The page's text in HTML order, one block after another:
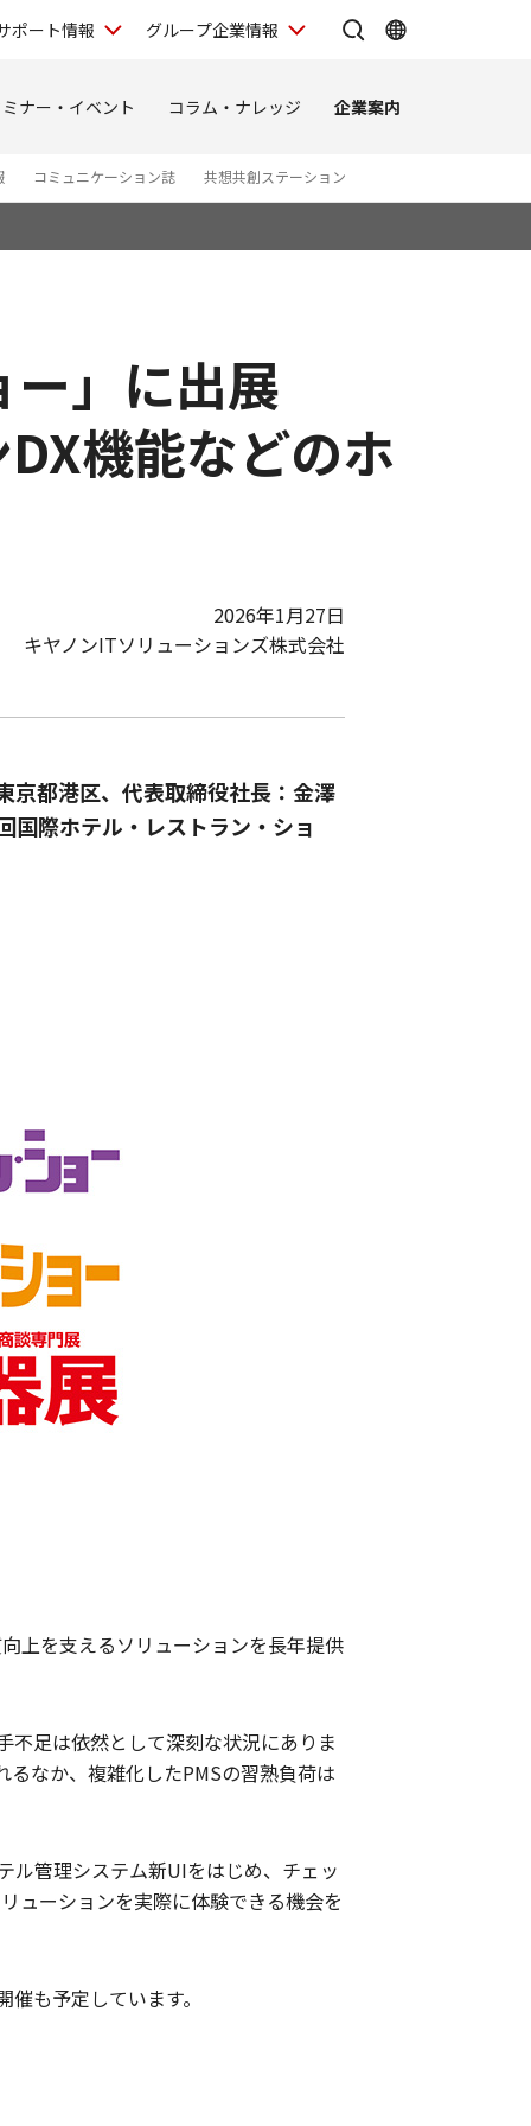
ポート情報 グループ企業情報
ナー・イベント コラム・ナレッジ 企業案内
コミュニケーション誌 共想共創ステーション
ー」に出展
機能などのホ
2026年1月27日
キヤノンITソリューションズ株式会社
京都港区、代表取締役社長：金澤
際ホテル・レストラン・ショ
上を支えるソリューションを長年提供
不足は依然として深刻な状況にありま
なか、複雑化したPMSの習熟負荷は
ル管理システム新UIをはじめ、チェッ
ューションを実際に体験できる機会を
も予定しています。